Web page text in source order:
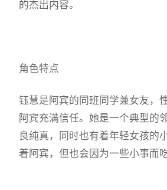
的杰出内容。
角色特点
钰慧是阿宾的同班同学兼女友，
阿宾充满信任。她是一个典型的
良纯真，同时也有着年轻女孩的
着阿宾，但也会因为一些小事而